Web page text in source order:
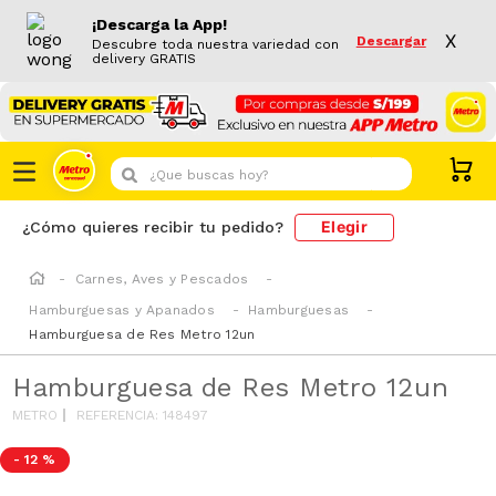
¡Descarga la App!
Descubre toda nuestra variedad con
delivery GRATIS
Descargar X
¿Que buscas hoy?
¿Cómo quieres recibir tu pedido? Elegir
Carnes, Aves y Pescados
Hamburguesas y Apanados
Hamburguesas
Hamburguesa de Res Metro 12un
Hamburguesa de Res Metro 12un
METRO REFERENCIA:148497
- 12 %